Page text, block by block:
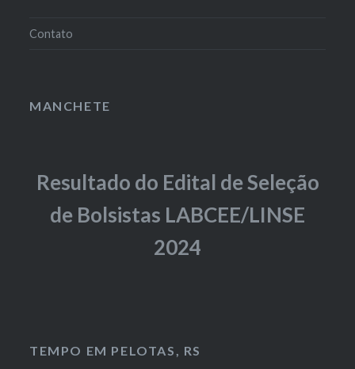
Contato
MANCHETE
Resultado do Edital de Seleção
de Bolsistas LABCEE/LINSE
2024
TEMPO EM PELOTAS, RS